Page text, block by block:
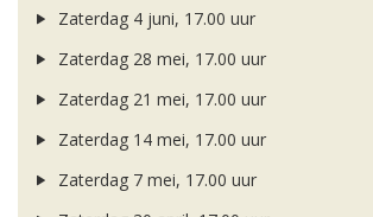
Zaterdag 4 juni, 17.00 uur
Zaterdag 28 mei, 17.00 uur
Zaterdag 21 mei, 17.00 uur
Zaterdag 14 mei, 17.00 uur
Zaterdag 7 mei, 17.00 uur